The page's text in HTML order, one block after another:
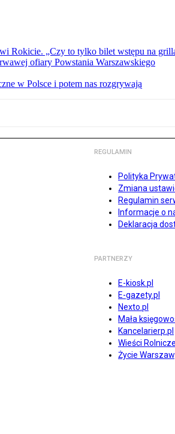
Rokicie. „Czy to tylko bilet wstępu na
ofiary Powstania Warszawskiego
w Polsce i potem nas rozgrywają
REGULAMIN
Polityka
Zmiana
Regulamin
Informacje o
Deklaracja
PARTNERZY
E-kiosk.pl
E-gazety.pl
Nexto.pl
Mała
Kancelarierp.pl
Wieści Rolnicze
Życie